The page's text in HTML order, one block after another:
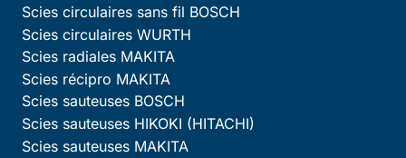
Scies circulaires sans fil BOSCH
Scies circulaires WURTH
Scies radiales MAKITA
Scies récipro MAKITA
Scies sauteuses BOSCH
Scies sauteuses HIKOKI (HITACHI)
Scies sauteuses MAKITA